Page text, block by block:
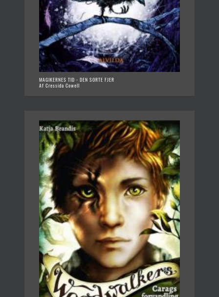
MAGIKERNES TID - DEN SORTE FJER
Af Cressida Cowell